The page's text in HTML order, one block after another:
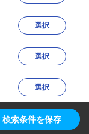
選択
選択
選択
検索条件を保存